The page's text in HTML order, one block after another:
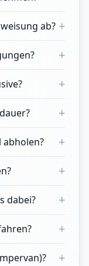
ab? +
+
+
+
abholen? +
+
dabei? +
+
+